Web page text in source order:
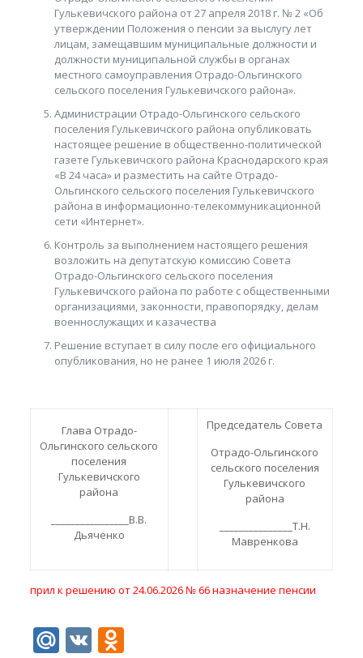
Гулькевичского района от 27 апреля 2018 г. № 2 «Об
утверждении Положения о пенсии за выслугу лет
лицам, замещавшим муниципальные должности и
должности муниципальной службы в органах
местного самоуправления Отрадо-Ольгинского
сельского поселения Гулькевичского района».
Администрации Отрадо-Ольгинского сельского
поселения Гулькевичского района опубликовать
настоящее решение в общественно-политической
газете Гулькевичского района Краснодарского края
«В 24 часа» и разместить на сайте Отрадо-
Ольгинского сельского поселения Гулькевичского
района в информационно-телекоммуникационной
сети «Интернет».
Контроль за выполнением настоящего решения
возложить на депутатскую комиссию Совета
Отрадо-Ольгинского сельского поселения
Гулькевичского района по работе с общественными
организациями, законности, правопорядку, делам
военнослужащих и казачества
Решение вступает в силу после его официального
опубликования, но не ранее 1 июля 2026 г.
Глава Отрадо-
Ольгинского сельского
поселения
Гулькевичского
района
________________В.В.
Дьяченко
Председатель Совета
Отрадо-Ольгинского
сельского поселения
Гулькевичского
района
_______________Т.Н.
Мавренкова
прил к решению от 24.06.2026 № 66 назначение пенсии
Mail.Ru
VKOdnoklassniki